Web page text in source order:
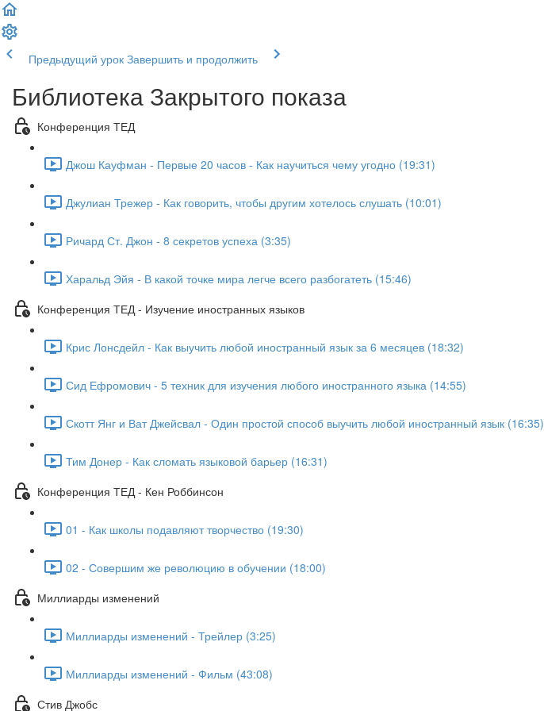
Предыдущий урок Завершить и продолжить
Библиотека Закрытого показа
Конференция ТЕД
Джош Кауфман - Первые 20 часов - Как научиться чему угодно (19:31)
Джулиан Трежер - Как говорить, чтобы другим хотелось слушать (10:01)
Ричард Ст. Джон - 8 секретов успеха (3:35)
Харальд Эйя - В какой точке мира легче всего разбогатеть (15:46)
Конференция ТЕД - Изучение иностранных языков
Крис Лонсдейл - Как выучить любой иностранный язык за 6 месяцев (18:32)
Сид Ефромович - 5 техник для изучения любого иностранного языка (14:55)
Скотт Янг и Ват Джейсвал - Один простой способ выучить любой иностранный язык (16:35)
Тим Донер - Как сломать языковой барьер (16:31)
Конференция ТЕД - Кен Роббинсон
01 - Как школы подавляют творчество (19:30)
02 - Совершим же революцию в обучении (18:00)
Миллиарды изменений
Миллиарды изменений - Трейлер (3:25)
Миллиарды изменений - Фильм (43:08)
Стив Джобс